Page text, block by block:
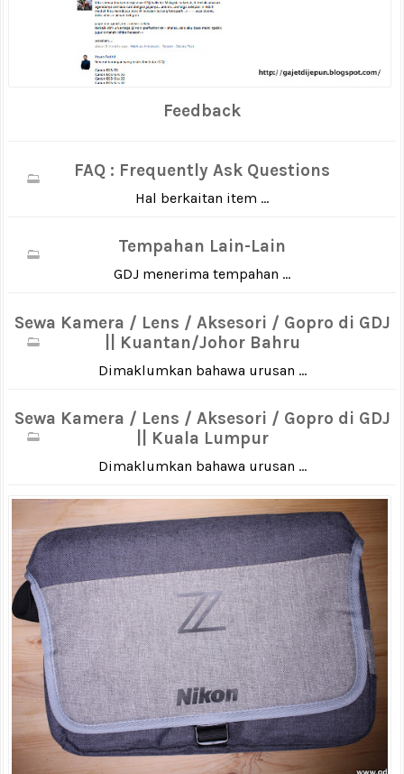
Feedback
FAQ : Frequently Ask Questions
Hal berkaitan item ...
Tempahan Lain-Lain
GDJ menerima tempahan ...
Sewa Kamera / Lens / Aksesori / Gopro di GDJ
|| Kuantan/Johor Bahru
Dimaklumkan bahawa urusan ...
Sewa Kamera / Lens / Aksesori / Gopro di GDJ
|| Kuala Lumpur
Dimaklumkan bahawa urusan ...